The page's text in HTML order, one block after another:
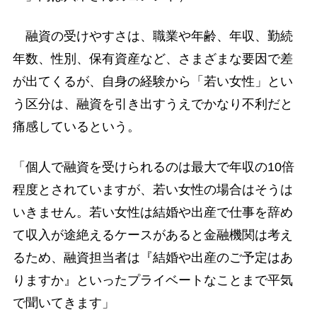
融資の受けやすさは、職業や年齢、年収、勤続
年数、性別、保有資産など、さまざまな要因で差
が出てくるが、自身の経験から「若い女性」とい
う区分は、融資を引き出すうえでかなり不利だと
痛感しているという。
「個人で融資を受けられるのは最大で年収の10倍
程度とされていますが、若い女性の場合はそうは
いきません。若い女性は結婚や出産で仕事を辞め
て収入が途絶えるケースがあると金融機関は考え
るため、融資担当者は『結婚や出産のご予定はあ
りますか』といったプライベートなことまで平気
で聞いてきます」